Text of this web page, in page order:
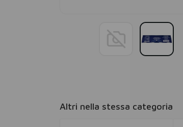
Altri nella stessa categoria